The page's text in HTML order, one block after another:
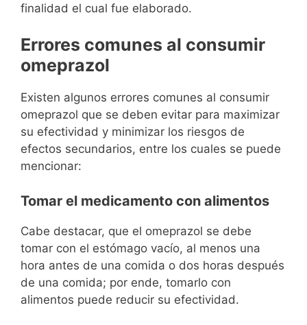
finalidad el cual fue elaborado.
Errores comunes al consumir
omeprazol
Existen algunos errores comunes al consumir
omeprazol que se deben evitar para maximizar
su efectividad y minimizar los riesgos de
efectos secundarios, entre los cuales se puede
mencionar:
Tomar el medicamento con alimentos
Cabe destacar, que el omeprazol se debe
tomar con el estómago vacío, al menos una
hora antes de una comida o dos horas después
de una comida; por ende, tomarlo con
alimentos puede reducir su efectividad.